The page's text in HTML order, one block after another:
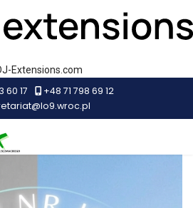
Extensions.com
60 17
+48 71 798 69 12